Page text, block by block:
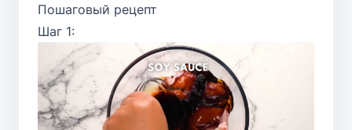
Пошаговый рецепт
Шаг 1: